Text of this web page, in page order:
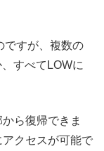
ですが、複数の
すべてLOWに
ら復帰できま
クセスが可能で